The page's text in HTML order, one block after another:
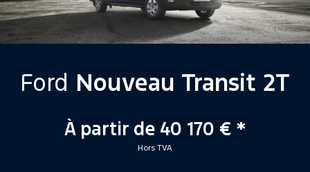
Ford Nouveau Transit 2T
À partir de 40 170 € *
Hors TVA